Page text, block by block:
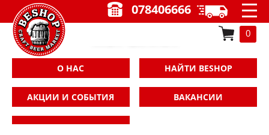
078406666
0
О НАС НАЙТИ ВЕSHOP
АКЦИИ И СОБЫТИЯ ВАКАНСИИ